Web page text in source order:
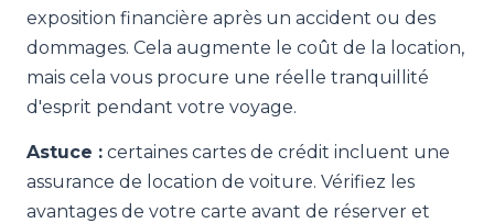
exposition financière après un accident ou des
dommages. Cela augmente le coût de la location,
mais cela vous procure une réelle tranquillité
d'esprit pendant votre voyage.
Astuce : certaines cartes de crédit incluent une
assurance de location de voiture. Vérifiez les
avantages de votre carte avant de réserver et